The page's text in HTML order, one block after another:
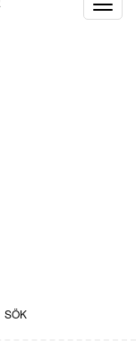
Toggle
SÖK